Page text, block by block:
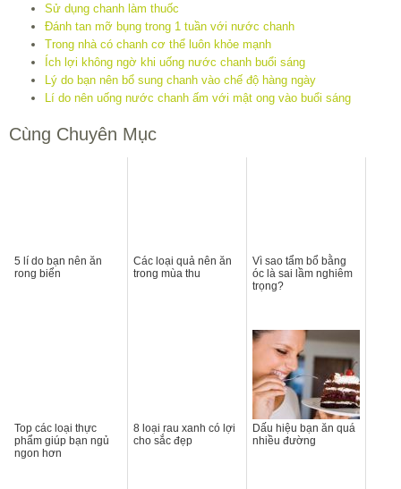
Sử dụng chanh làm thuốc
Đánh tan mỡ bụng trong 1 tuần với nước chanh
Trong nhà có chanh cơ thể luôn khỏe mạnh
Ích lợi không ngờ khi uống nước chanh buổi sáng
Lý do bạn nên bổ sung chanh vào chế độ hàng ngày
Lí do nên uống nước chanh ấm với mật ong vào buổi sáng
Cùng Chuyên Mục
5 lí do bạn nên ăn
rong biển
Các loại quả nên ăn
trong mùa thu
Vì sao tẩm bổ bằng
óc là sai lầm nghiêm
trọng?
Top các loại thực
phẩm giúp bạn ngủ
ngon hơn
8 loại rau xanh có lợi
cho sắc đẹp
Dấu hiệu bạn ăn quá
nhiều đường